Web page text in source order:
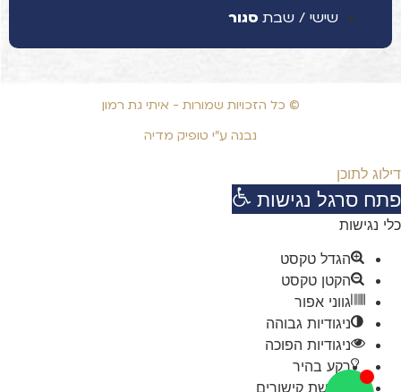
שישי / שבת סגור
© כל הזכויות שמורות - איתי גת רמון
נבנה ע"י טופיק מדיה
דילוג לתוכן
פתח סרגל נגישות
כלי נגישות
הגדל טקסט
הקטן טקסט
גווני אפור
ניגודיות גבוהה
ניגודיות הפוכה
רקע בהיר
הדגשת קישורים